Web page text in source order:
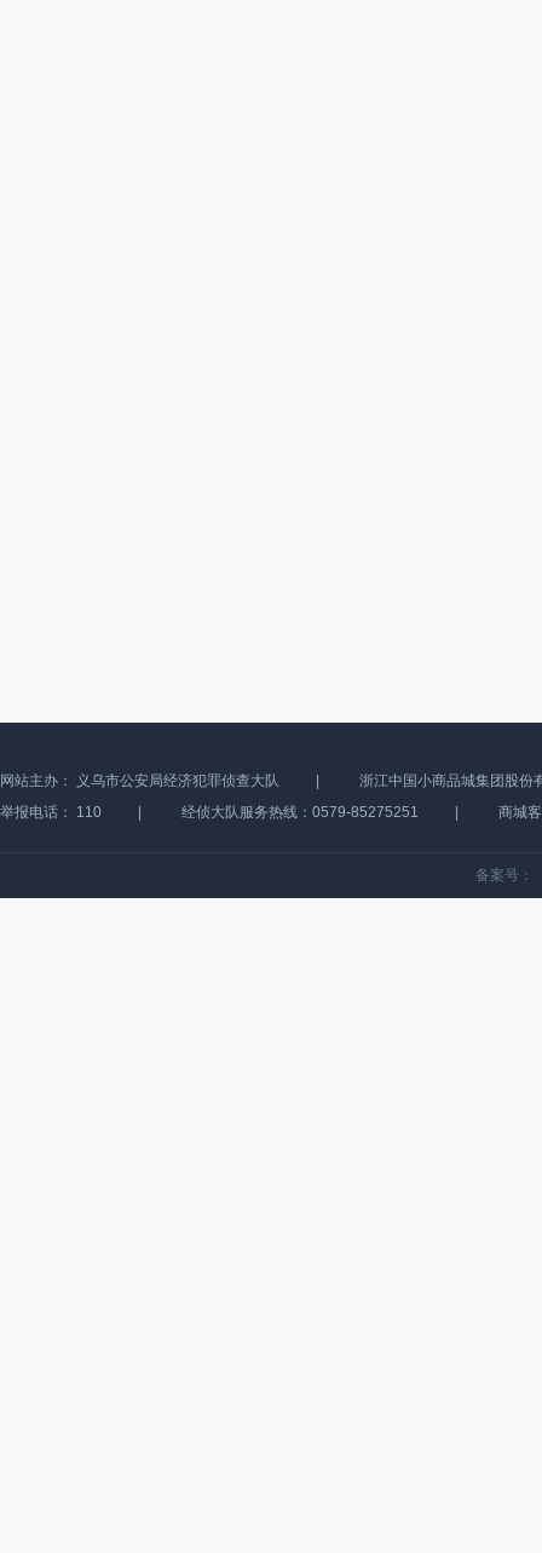
网站主办： 义乌市公安局经济犯罪侦查大队
浙江中国小商品城集团股份
举报电话： 110 经侦大队服务热线：0579-85275251 商城
备案号：